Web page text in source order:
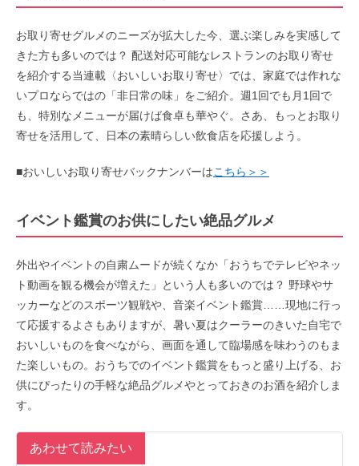
お取り寄せグルメのニーズが拡大した今、選ぶ楽しみを実感して
きた方も多いのでは？ 配送対応可能なレストランのお取り寄せ
を紹介する当連載〈おいしいお取り寄せ〉では、家庭では作れな
いプロならではの「非日常の味」をご紹介。週1回でも月1回で
も、特別なメニューが届けば食卓も華やぐ。さあ、もっとお取り
寄せを活用して、日本の素晴らしい飲食店を応援しよう。
■おいしいお取り寄せバックナンバーはこちら＞＞
イベント鑑賞のお供にしたい絶品グルメ
外出やイベントの自粛ムードが続くなか「おうちでテレビやネッ
ト動画を観る機会が増えた」という人も多いのでは？ 野球やサ
ッカーなどのスポーツ観戦や、音楽イベント鑑賞……現地に行っ
て応援するよさもありますが、暑い夏はクーラーのきいた自宅で
おいしいものを食べながら、画面を通して臨場感を味わうのもま
た楽しいもの。おうちでのイベント鑑賞をもっと盛り上げる、お
供にぴったりの手軽な絶品グルメやとっておきのお酒を紹介しま
す。
あわせて読みたい